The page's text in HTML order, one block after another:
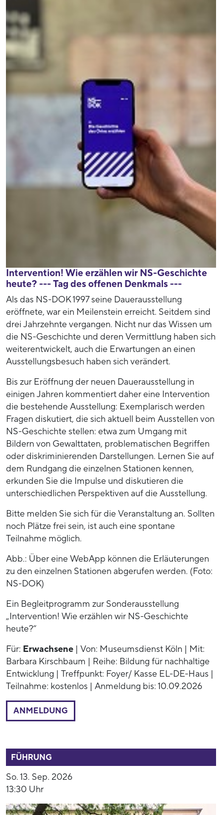
Intervention! Wie erzählen wir NS-Geschichte
heute? --- Tag des offenen Denkmals ---
Als das NS-DOK 1997 seine Dauerausstellung
eröffnete, war ein Meilenstein erreicht. Seitdem sind
drei Jahrzehnte vergangen. Nicht nur das Wissen um
die NS-Geschichte und deren Vermittlung haben sich
weiterentwickelt, auch die Erwartungen an einen
Ausstellungsbesuch haben sich verändert.
Bis zur Eröffnung der neuen Dauerausstellung in
einigen Jahren kommentiert daher eine Intervention
die bestehende Ausstellung: Exemplarisch werden
Fragen diskutiert, die sich aktuell beim Ausstellen von
NS-Geschichte stellen: etwa zum Umgang mit
Bildern von Gewalttaten, problematischen Begriffen
oder diskriminierenden Darstellungen. Lernen Sie auf
dem Rundgang die einzelnen Stationen kennen,
erkunden Sie die Impulse und diskutieren die
unterschiedlichen Perspektiven auf die Ausstellung.
Bitte melden Sie sich für die Veranstaltung an. Sollten
noch Plätze frei sein, ist auch eine spontane
Teilnahme möglich.
Abb.: Über eine WebApp können die Erläuterungen
zu den einzelnen Stationen abgerufen werden. (Foto:
NS-DOK)
Ein Begleitprogramm zur Sonderausstellung
„Intervention! Wie erzählen wir NS-Geschichte
heute?“
Für: Erwachsene | Von: Museumsdienst Köln | Mit:
Barbara Kirschbaum | Reihe: Bildung für nachhaltige
Entwicklung | Treffpunkt: Foyer/ Kasse EL-DE-Haus |
Teilnahme: kostenlos | Anmeldung bis: 10.09.2026
ANMELDUNG
FÜHRUNG
So. 13. Sep. 2026
13:30 Uhr